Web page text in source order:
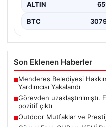
ALTIN
BTC
Son Eklenen Haberler
■Menderes Belediyesi
Yardımcısı Yakalandı
■Görevden
pozitif çıktı
■Outdoor Mutfaklar ve